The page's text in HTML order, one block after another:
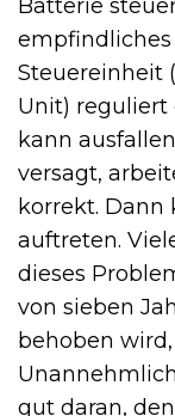
Batterie
empfindliches
Steuereinheit
Unit) reguliert
kann
versagt,
korrekt. Dann
auftreten.
dieses
von sieben
behoben
gut daran,